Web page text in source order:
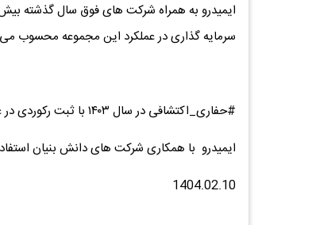
سرمایه گذاری در عملکرد این مجموعه محسوب
#حفاری_اکتشافی در سال ۱۴۰۳ با ثبت رکوردی در عملکرد این مجموعه به ۶۷۰ هزار متر رسید.
ایمیدرو با همکاری شرکت های دانش بنیان
1404.02.10